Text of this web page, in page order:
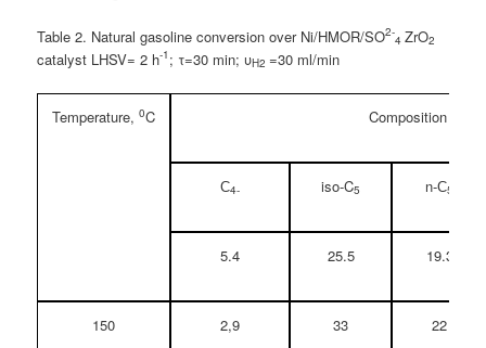
Table 2. Natural gasoline conversion over Ni/HMOR/SO2-
4ZrO2
catalyst LHSV= 2 h-1 ; τ=30 min; υH2 =30 ml/min
Temperature,0C Composition of
С4- iso-C5 n-С5
5.4 25.5 19.3
150 2,9 33 22